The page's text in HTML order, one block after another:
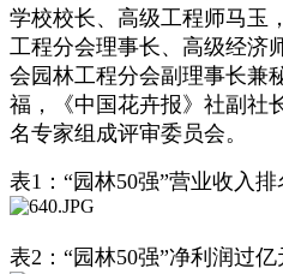
学校校长、高级工程师马玉
工程分会理事长、高级经济
会园林工程分会副理事长兼
福，《中国花卉报》社副社
名专家组成评审委员会。
表1：“园林50强”营业收入
表2：“园林50强”净利润过